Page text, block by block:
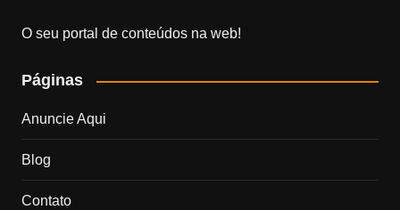
O seu portal de conteúdos na web!
Páginas
Anuncie Aqui
Blog
Contato